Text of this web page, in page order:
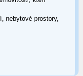
nebytové prostory,